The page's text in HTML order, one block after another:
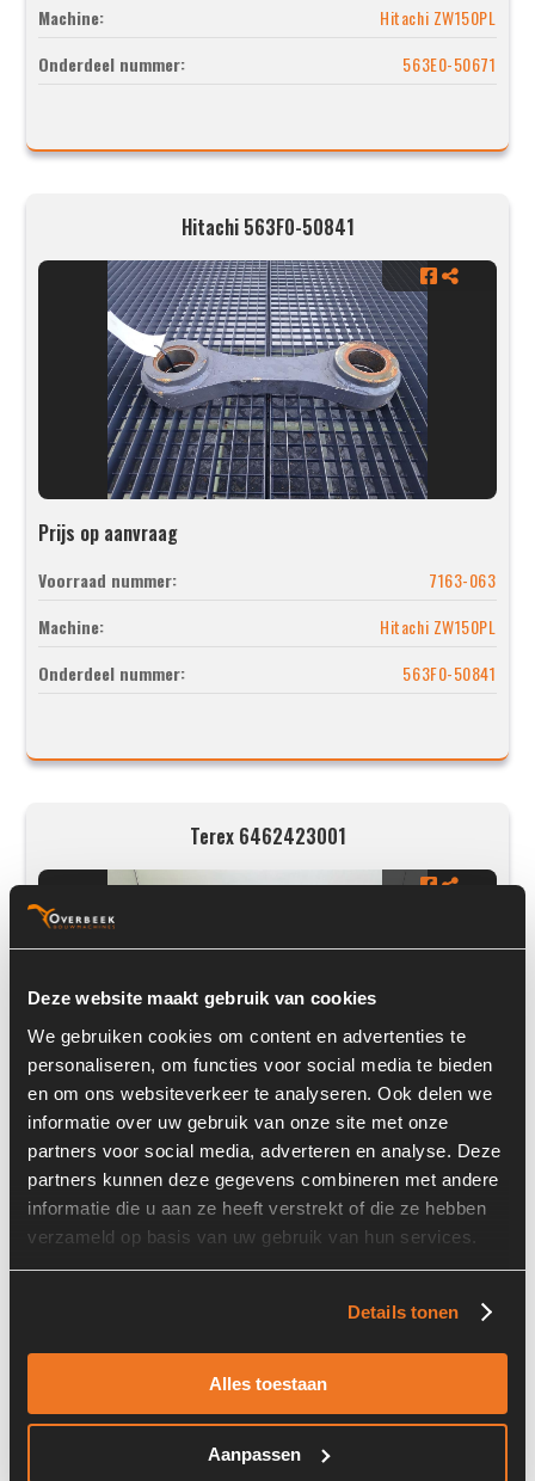
Deze website maakt gebruik van cookies
We gebruiken cookies om content en advertenties te
personaliseren, om functies voor social media te bieden
en om ons websiteverkeer te analyseren. Ook delen we
informatie over uw gebruik van onze site met onze
partners voor social media, adverteren en analyse. Deze
partners kunnen deze gegevens combineren met andere
informatie die u aan ze heeft verstrekt of die ze hebben
verzameld op basis van uw gebruik van hun services.
Details tonen
Alles toestaan
Aanpassen
Machine:
Hitachi ZW150PL
Onderdeel nummer:
563E0-50671
Hitachi 563F0-50841
Prijs op aanvraag
Voorraad nummer:
7163-063
Machine:
Hitachi ZW150PL
Onderdeel nummer:
563F0-50841
Terex 6462423001
Prijs op aanvraag
Voorraad nummer:
7279-007
Machine:
Terex AL80/SKL834
Terex 6393524096